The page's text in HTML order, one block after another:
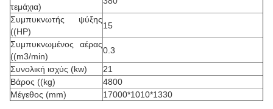
τεμάχια)
Συμπυκνωτής ψύξης
((HP)
15
Συμπυκνωμένος αέρας
((m3/min)
0.3
Συνολική ισχύς (kw)
21
Βάρος ((kg)
4800
Μέγεθος (mm)
17000*1010*1330